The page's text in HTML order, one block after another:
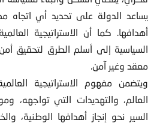
يساعد الدولة على تحديد أي اتجاه
أهدافها. كما أن الاستراتيجية
السياسية إلى أسلم الطرق لتحقيق
معقد وغير آمن.
ويتضمن مفهوم الاستراتيجية
العالم، والتهديدات التي تواجهه،
السير نحو إنجاز أهدافها الوطنية،